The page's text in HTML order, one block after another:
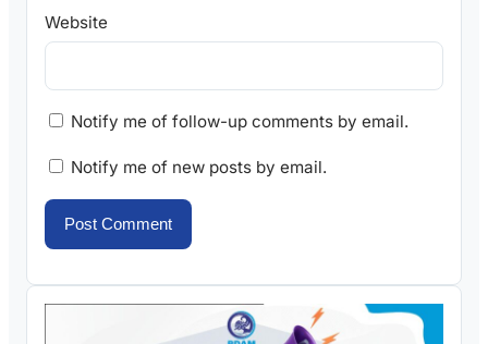
Website
Notify me of follow-up comments by email.
Notify me of new posts by email.